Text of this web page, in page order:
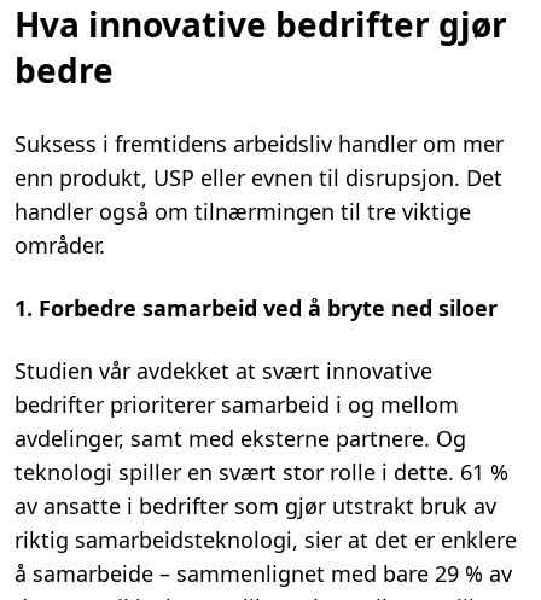
Hva innovative bedrifter gjør
bedre
Suksess i fremtidens arbeidsliv handler om mer
enn produkt, USP eller evnen til disrupsjon. Det
handler også om tilnærmingen til tre viktige
områder.
1. Forbedre samarbeid ved å bryte ned siloer
Studien vår avdekket at svært innovative
bedrifter prioriterer samarbeid i og mellom
avdelinger, samt med eksterne partnere. Og
teknologi spiller en svært stor rolle i dette. 61 %
av ansatte i bedrifter som gjør utstrakt bruk av
riktig samarbeidsteknologi, sier at det er enklere
å samarbeide – sammenlignet med bare 29 % av